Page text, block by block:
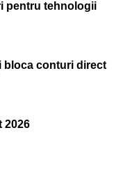
pentru tehnologii
bloca conturi direct
2026